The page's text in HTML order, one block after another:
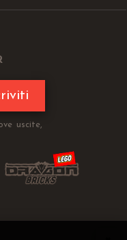
uscite,